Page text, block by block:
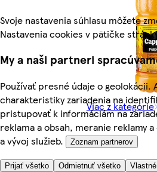
Svoje nastavenia súhlasu môžete
Nastavenia cookies v pätičke
My a naši partneri
Používať presné údaje o geolokácii.
charakteristiky zariadenia na
pristupovať k informáciám na
reklama a obsah, meranie reklamy
a vývoj služieb.
Zoznam partnerov
Prijať všetko Odmietnuť všetko
Viac z kategórie
2,09 € s